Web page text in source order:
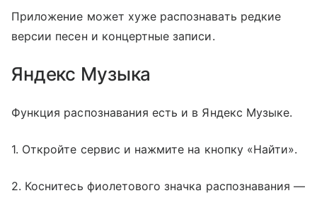
Приложение может хуже распознавать редкие
версии песен и концертные записи.
Яндекс Музыка
Функция распознавания есть и в Яндекс Музыке.
1. Откройте сервис и нажмите на кнопку «Найти».
2. Коснитесь фиолетового значка распознавания —